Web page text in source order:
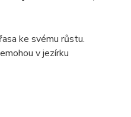
ke svému růstu.
v jezírku